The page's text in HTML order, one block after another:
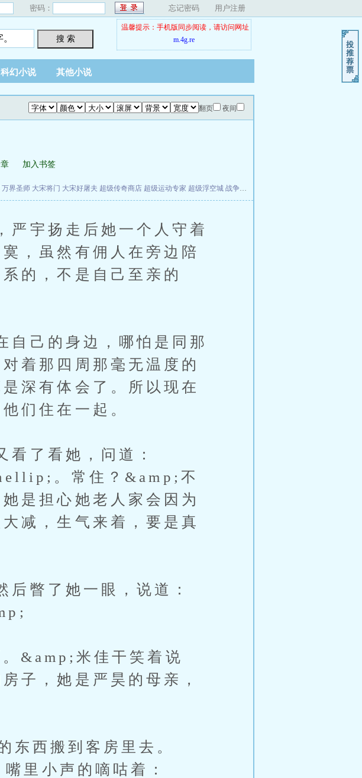
密码： 忘记密码 用户注册
搜 索
温馨提示：手机版同步阅读，请访问网址
m.4g.re
科幻小说 其他小说
翻页 夜间
加入书签
万界圣师 大宋将门 大宋好屠夫 超级传奇商店 超级运动专家 超级浮空城 战争天堂
宇扬走后她一个人守着
，虽然有佣人在旁边陪
的，不是自己至亲的
己的身边，哪怕是同那
着那四周那毫无温度的
深有体会了。所以现在
们住在一起。
了看她，问道：
。常住？&amp;不
是担心她老人家会因为
减，生气来着，要是真
瞥了她一眼，说道：
&amp;米佳干笑着说
子，她是严昊的母亲，
西搬到客房里去。
里小声的嘀咕着：